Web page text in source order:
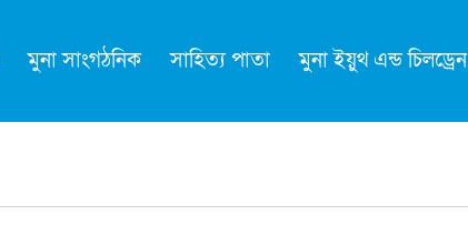
মুনা সাংগঠনিক সাহিত্য পাতা মুনা ইয়ুথ এন্ড চিলড্রেন